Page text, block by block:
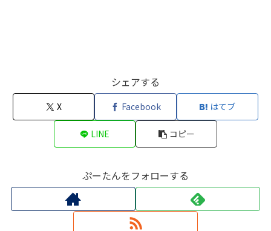
シェアする
X Facebook はてブ
LINE コピー
ぷーたんをフォローする